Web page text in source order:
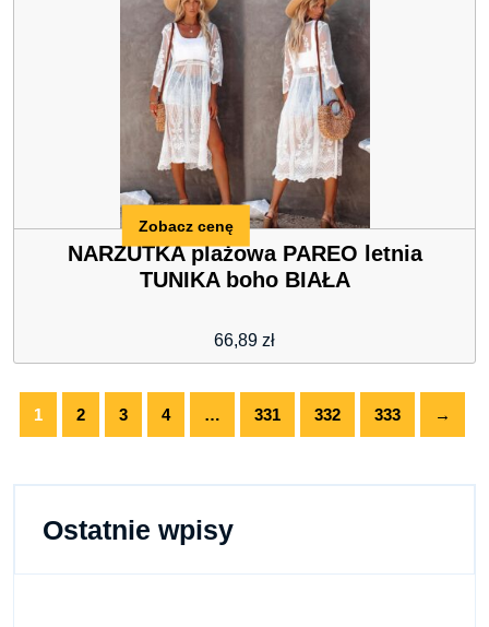
NARZUTKA plażowa PAREO letnia
TUNIKA boho BIAŁA
66,89 zł
Zobacz cenę
1 2 3 4 … 331 332 333 →
Ostatnie wpisy